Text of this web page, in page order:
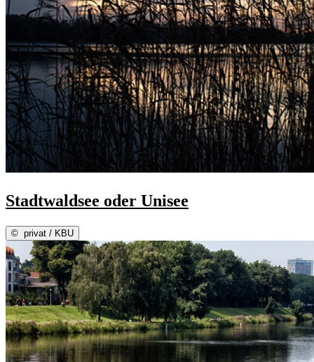
Stadtwaldsee oder Unisee
© privat / KBU